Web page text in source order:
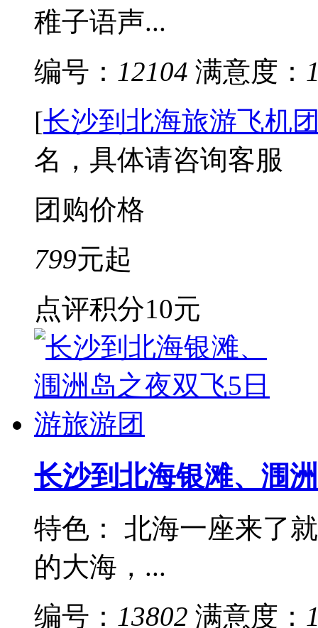
稚子语声...
编号： 12104 满意度：
[长沙到北海旅游飞机
名，具体请咨询客服
团购价格
799元起
点评积分10元
长沙到北海银滩、涠
特色： 北海一座来了
的大海，...
编号： 13802 满意度：